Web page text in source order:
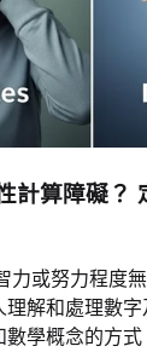
計算障礙？
力或努力程度
解和處理數
學概念的方